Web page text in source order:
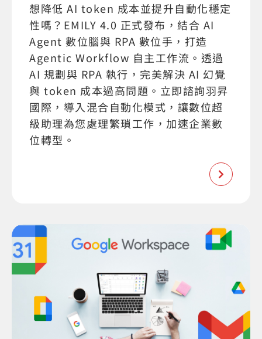
想降低 AI token 成本並提升自動化穩定
性嗎？EMILY 4.0 正式發布，結合 AI
Agent 數位腦與 RPA 數位手，打造
Agentic Workflow 自主工作流。透過
AI 規劃與 RPA 執行，完美解決 AI 幻覺
與 token 成本過高問題。立即諮詢羽昇
國際，導入混合自動化模式，讓數位超
級助理為您處理繁瑣工作，加速企業數
位轉型。